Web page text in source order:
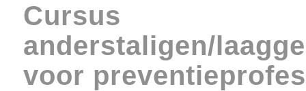
Cursus
anderstaligen/
voor